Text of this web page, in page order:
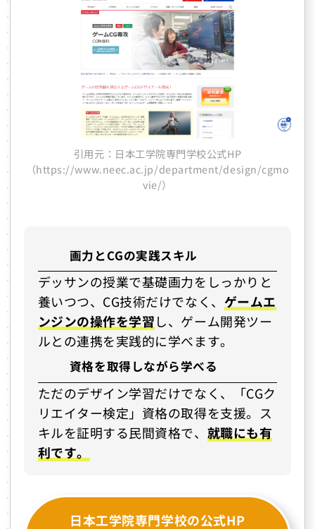
引用元：日本工学院専門学校公式HP
（https://www.neec.ac.jp/department/design/cgmo
vie/）
画力とCGの実践スキル
デッサンの授業で基礎画力をしっかりと
養いつつ、CG技術だけでなく、 ゲームエ
ンジンの操作を学習し、ゲーム開発ツー
ルとの連携を実践的に学べます。
資格を取得しながら学べる
ただのデザイン学習だけでなく、「CGク
リエイター検定」資格の取得を支援。ス
キルを証明する民間資格で、 就職にも有
利です。
日本工学院専門学校の公式HP